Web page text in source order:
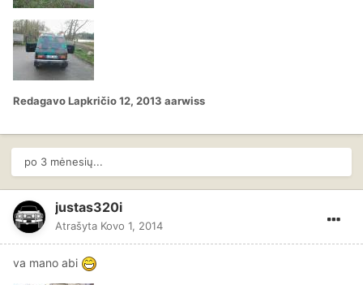
RedagavoLapkričio 12, 2013 aarwiss
po 3 mėnesių...
justas320i
Atrašyta Kovo 1, 2014
va mano abi